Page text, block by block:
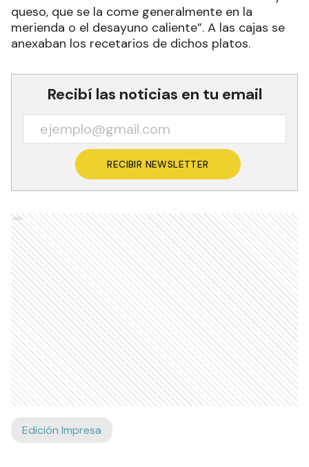
queso, que se la come generalmente en la
merienda o el desayuno caliente”. A las cajas se
anexaban los recetarios de dichos platos.
Recibí las noticias en tu email
RECIBIR NEWSLETTER
Ads
Edición Impresa